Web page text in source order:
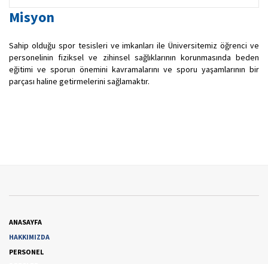
Misyon
Sahip olduğu spor tesisleri ve imkanları ile Üniversitemiz öğrenci ve
personelinin fiziksel ve zihinsel sağlıklarının korunmasında beden
eğitimi ve sporun önemini kavramalarını ve sporu yaşamlarının bir
parçası haline getirmelerini sağlamaktır.
ANASAYFA
HAKKIMIZDA
PERSONEL